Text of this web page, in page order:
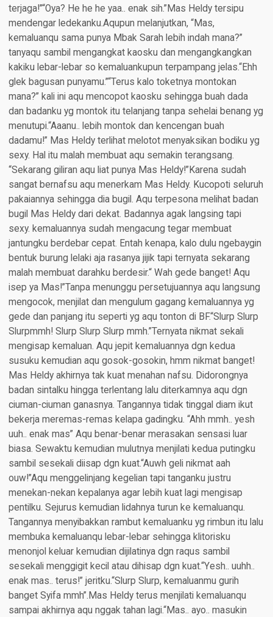
terjaga!”“Oya? He he he yaa.. enak sih.”Mas Heldy tersipu
mendengar ledekanku.Aqupun melanjutkan, “Mas,
kemaluanqu sama punya Mbak Sarah lebih indah mana?”
tanyaqu sambil mengangkat kaosku dan mengangkangkan
kakiku lebar-lebar so kemaluankupun terpampang jelas.“Ehh
glek bagusan punyamu.”“Terus kalo toketnya montokan
mana?” kali ini aqu mencopot kaosku sehingga buah dada
dan badanku yg montok itu telanjang tanpa sehelai benang yg
menutupi.“Aaanu.. lebih montok dan kencengan buah
dadamu!” Mas Heldy terlihat melotot menyaksikan bodiku yg
sexy. Hal itu malah membuat aqu semakin terangsang.
“Sekarang giliran aqu liat punya Mas Heldy!”Karena sudah
sangat bernafsu aqu menerkam Mas Heldy. Kucopoti seluruh
pakaiannya sehingga dia bugil. Aqu terpesona melihat badan
bugil Mas Heldy dari dekat. Badannya agak langsing tapi
sexy. kemaluannya sudah mengacung tegar membuat
jantungku berdebar cepat. Entah kenapa, kalo dulu ngebaygin
bentuk burung lelaki aja rasanya jijik tapi ternyata sekarang
malah membuat darahku berdesir.“ Wah gede banget! Aqu
isep ya Mas!”Tanpa menunggu persetujuannya aqu langsung
mengocok, menjilat dan mengulum gagang kemaluannya yg
gede dan panjang itu seperti yg aqu tonton di BF.“Slurp Slurp
Slurpmmh! Slurp Slurp Slurp mmh.”Ternyata nikmat sekali
mengisap kemaluan. Aqu jepit kemaluannya dgn kedua
susuku kemudian aqu gosok-gosokin, hmm nikmat banget!
Mas Heldy akhirnya tak kuat menahan nafsu. Didorongnya
badan sintalku hingga terlentang lalu diterkamnya aqu dgn
ciuman-ciuman ganasnya. Tangannya tidak tinggal diam ikut
bekerja meremas-remas kelapa gadingku. “Ahh mmh.. yesh
uuh.. enak mas” Aqu benar-benar merasakan sensasi luar
biasa. Sewaktu kemudian mulutnya menjilati kedua putingku
sambil sesekali diisap dgn kuat.“Auwh geli nikmat aah
ouw!”Aqu menggelinjang kegelian tapi tanganku justru
menekan-nekan kepalanya agar lebih kuat lagi mengisap
pentilku. Sejurus kemudian lidahnya turun ke kemaluanqu.
Tangannya menyibakkan rambut kemaluanku yg rimbun itu lalu
membuka kemaluanqu lebar-lebar sehingga klitorisku
menonjol keluar kemudian dijilatinya dgn raqus sambil
sesekali menggigit kecil atau dihisap dgn kuat.“Yesh.. uuhh..
enak mas.. terus!” jeritku.“Slurp Slurp, kemaluanmu gurih
banget Syifa mmh”.Mas Heldy terus menjilati kemaluanqu
sampai akhirnya aqu nggak tahan lagi.“Mas.. ayo.. masukin